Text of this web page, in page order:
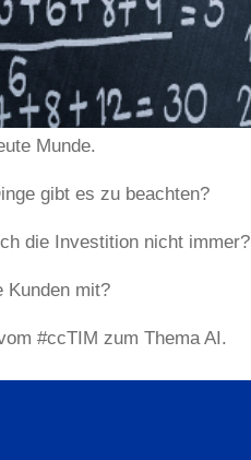
Munde.
gibt es zu beachten?
die Investition nicht immer?
Kunden mit?
#ccTIM zum Thema AI.